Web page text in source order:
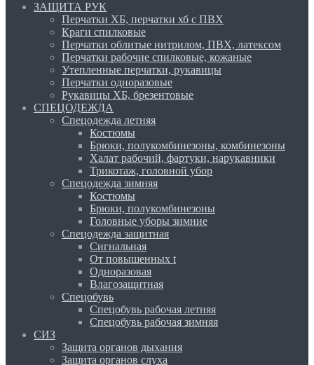
ЗАЩИТА РУК
Перчатки ХБ, перчатки хб с ПВХ
Краги спилковые
Перчатки облитые нитрилом, ПВХ, латексом
Перчатки рабочие спилковые, кожаные
Утепленные перчатки, рукавицы
Перчатки одноразовые
Рукавицы ХБ, брезентовые
СПЕЦОДЕЖДА
Спецодежда летняя
Костюмы
Брюки, полукомбинезоны, комбинезоны
Халат рабочий, фартуки, нарукавники
Трикотаж, головной убор
Спецодежда зимняя
Костюмы
Брюки, полукомбинезоны
Головные уборы зимние
Спецодежда защитная
Сигнальная
От повышенных t
Одноразовая
Влагозащитная
Спецобувь
Спецобувь рабочая летняя
Спецобувь рабочая зимняя
СИЗ
Защита органов дыхания
Защита органов слуха